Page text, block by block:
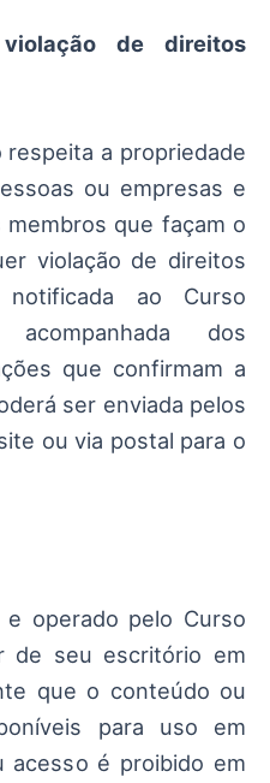
de direitos
respeita a propriedade
ou empresas e
que façam o
violação de direitos
ao Curso
dos
que confirmam a
ser enviada pelos
ou via postal para o
operado pelo Curso
de seu escritório em
que o conteúdo ou
para uso em
acesso é proibido em